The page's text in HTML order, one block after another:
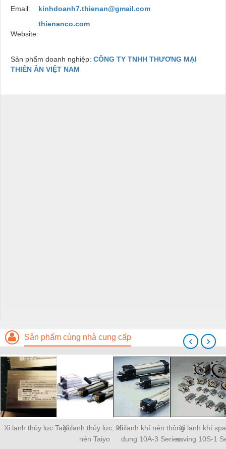
Email: kinhdoanh7.thienan@gmail.com
Website:
thienanco.com
Sản phẩm doanh nghiệp: CÔNG TY TNHH THƯƠNG MẠI
THIÊN ÂN VIỆT NAM
Sản phẩm cùng nhà cung cấp
Xi lanh thủy lực TaiyoXi lanh thủy lực, khí
nén Taiyo
Xi lanh khí nén thông
dụng 10A-3 Series
Xi lanh khí
saving 10S-1
‹ ›